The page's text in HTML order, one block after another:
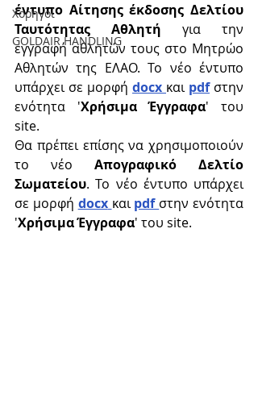
Χορηγοί
GOLDAIR HANDLING
έντυπο Αίτησης έκδοσης Δελτίου
Ταυτότητας Αθλητή για την
εγγραφή αθλητών τους στο Μητρώο
Αθλητών της ΕΛΑΟ. Το νέο έντυπο
υπάρχει σε μορφή docx και pdf στην
ενότητα 'Χρήσιμα Έγγραφα' του
site.
Θα πρέπει επίσης να χρησιμοποιούν
το νέο Απογραφικό Δελτίο
Σωματείου. Το νέο έντυπο υπάρχει
σε μορφή docx και pdf στην ενότητα
'Χρήσιμα Έγγραφα' του site.